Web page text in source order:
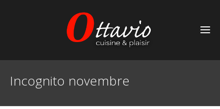
Incognito novembre
Plan an event at Ottavio
Call or chat with our team.